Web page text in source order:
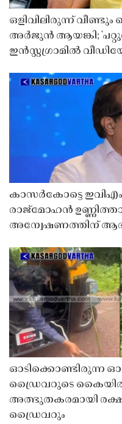
ഒളിവിലിരുന്ന് വീണ്ടും
അർജുൻ ആയങ്കി;
ഇൻസ്റ്റഗ്രാമിൽ
കാസർകോട്ടെ ഇവിഎം
രാജ്‌മോഹൻ
അന്വേഷണത്തിന്
ഓടിക്കൊണ്ടിരുന്ന
ഡ്രൈവറുടെ കൈയിൽ
അത്ഭുതകരമായി
ഡ്രൈവറും